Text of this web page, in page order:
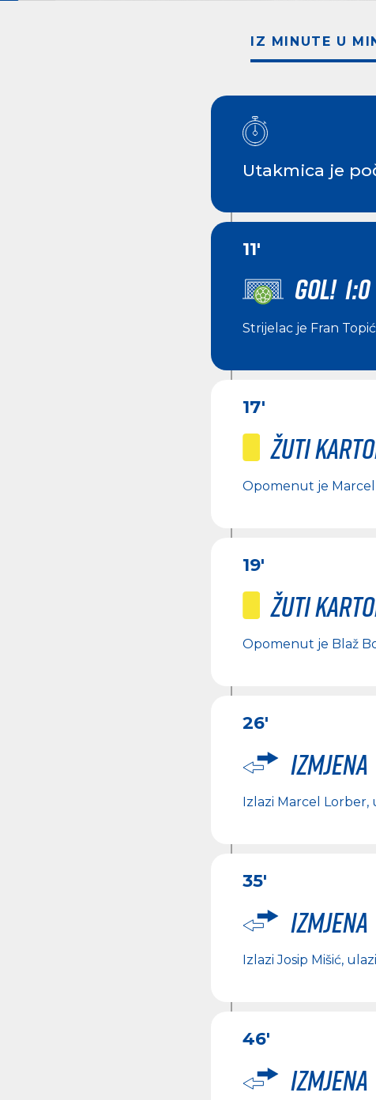
IZ MINUTE U
Utakmica je
11'
GOL! 1:0
Strijelac je Fran Topić
17'
Žuti
Opomenut je
19'
Žuti
Opomenut je Blaž
26'
Izmjena
Izlazi Marcel Lorber,
35'
Izmjena
IzlaziJosip Mišić, ulazi
46'
Izmjena